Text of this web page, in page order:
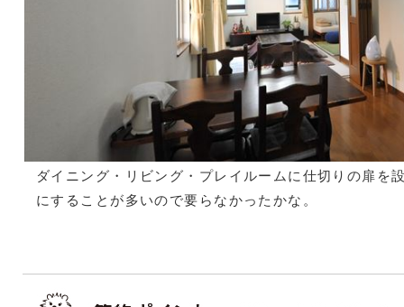
ダイニング・リビング・プレイルームに仕切りの扉を
にすることが多いので要らなかったかな。